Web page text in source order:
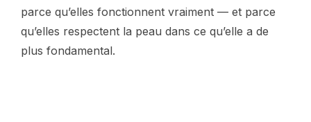
parce qu’elles fonctionnent vraiment — et parce
qu’elles respectent la peau dans ce qu’elle a de
plus fondamental.